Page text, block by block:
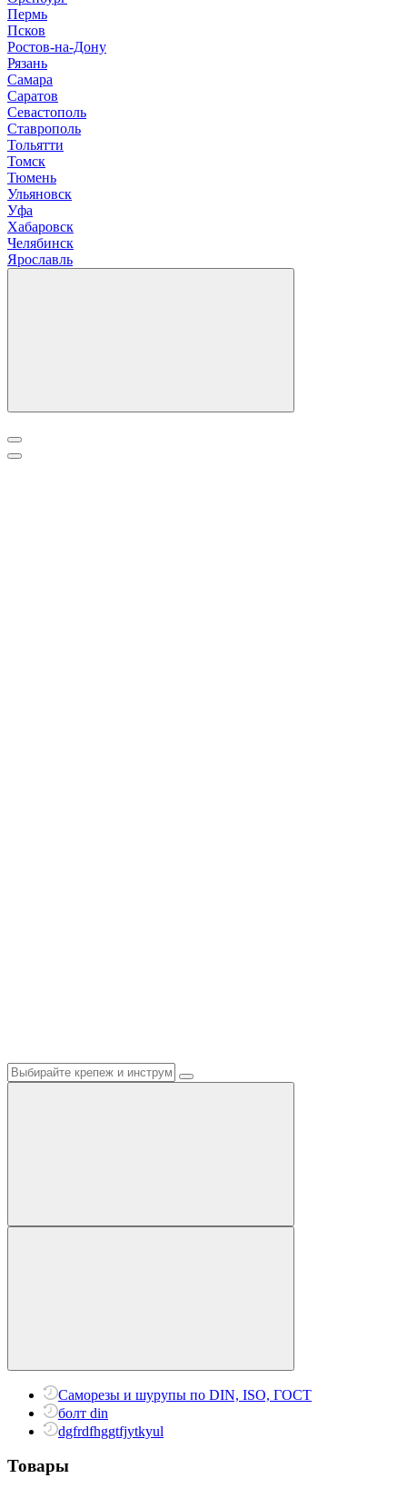
Пермь
Псков
Ростов-на-Дону
Рязань
Самара
Саратов
Севастополь
Ставрополь
Тольятти
Томск
Тюмень
Ульяновск
Уфа
Хабаровск
Челябинск
Ярославль
Саморезы и шурупы по DIN, ISO, ГОСТ
болт din
dgfrdfhggtfjytkyul
Товары